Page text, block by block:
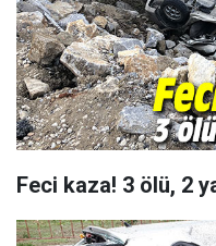
Feci kaza! 3 ölü, 2